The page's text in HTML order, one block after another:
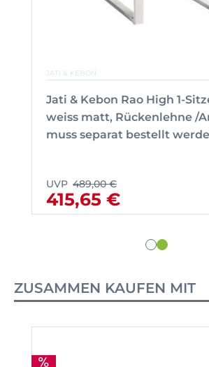
JATI & KEBON
Jati & Kebon Rao High 1-
weiss matt, Rückenlehne /
muss separat bestellt
UVP 489,00 €
415,65 €
ZUSAMMEN KAUFEN MIT